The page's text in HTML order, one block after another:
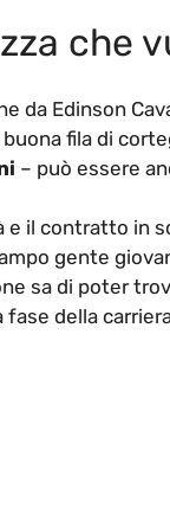
che
da Edinson
fila di
– può essere
e il contratto in
gente
sa di poter
della